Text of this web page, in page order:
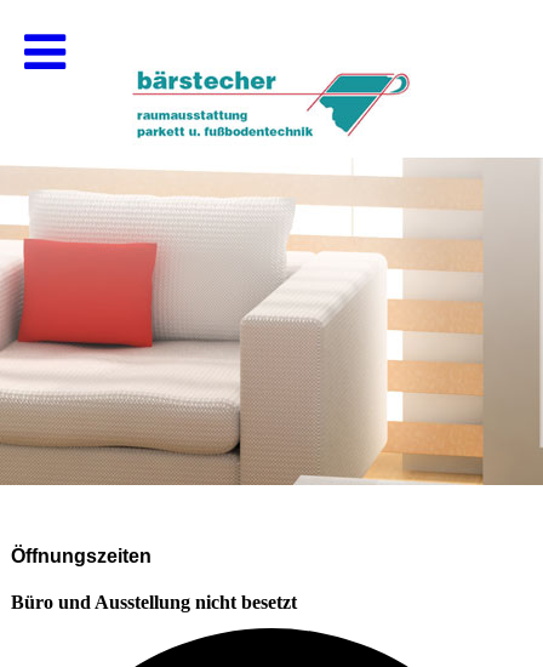
Öffnungszeiten
Büro und Ausstellung nicht besetzt